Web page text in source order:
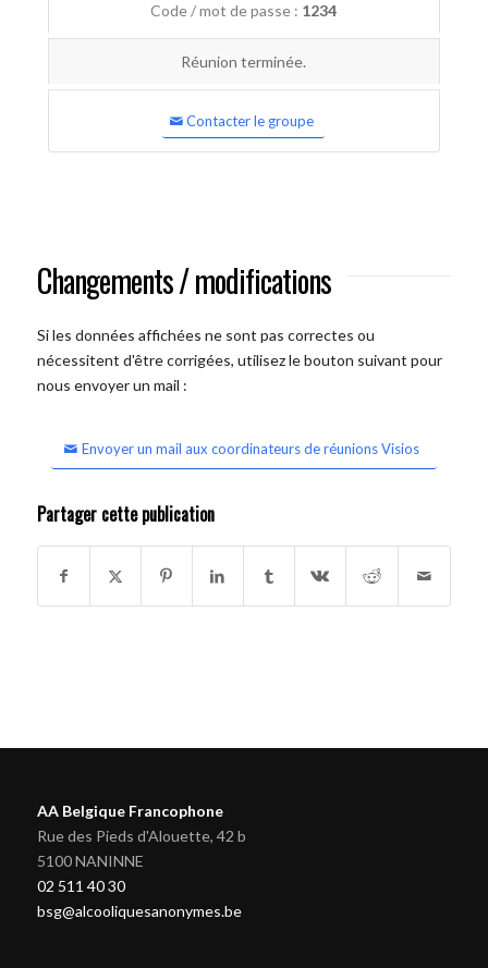
Code / mot de passe : 1234
Réunion terminée.
Contacter le groupe
Changements / modifications
Si les données affichées ne sont pas correctes ou
nécessitent d'être corrigées, utilisez le bouton suivant pour
nous envoyer un mail :
Envoyer un mail aux coordinateurs de réunions Visios
Partager cette publication
AA Belgique Francophone
Rue des Pieds d'Alouette, 42 b
5100 NANINNE
02 511 40 30
bsg@alcooliquesanonymes.be